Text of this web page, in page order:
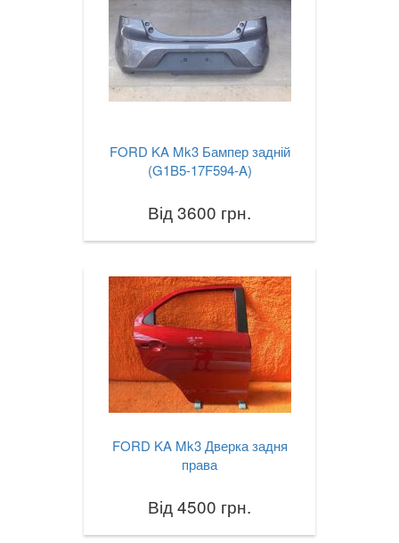
FORD KA Mk3 Бампер задній
(G1B5-17F594-A)
Від 3600 грн.
FORD KA Mk3 Дверка задня
права
Від 4500 грн.